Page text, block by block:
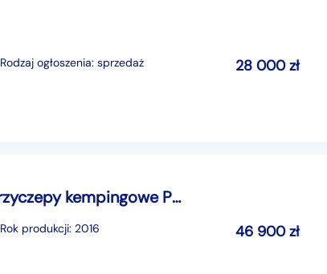
Rodzaj ogłoszenia: sprzedaż 28 000zł
Hobby pojazd kempingowy przyczepy kempingowe Przyczepa Kempingowa Mover Stabilizator Klima +bagażnik rowerowy +Mark Hobby 540 Przyczepa ...
Rok produkcji: 2016 46 900zł